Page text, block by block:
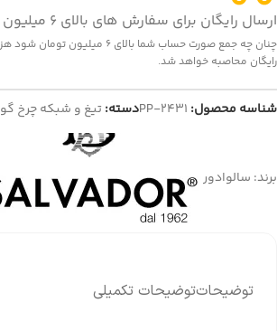
ارسال رایگان برای سفارش های بالای 6 میلیون تومان
چنان چه جمع صورت حساب شما بالای
رایگان محاصبه خواهد شد.
شناسه محصول: PP-2431دسته:تیغ و شبکه چرخ
برند: سالوادور
توضیحاتتوضیحات تکمیلی